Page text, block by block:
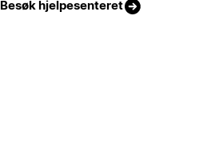
Besøk hjelpesenteret